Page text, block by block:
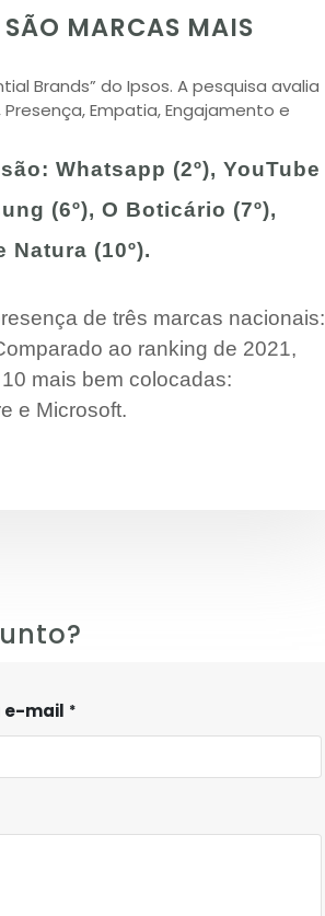
MARCAS MAIS
Brands” do Ipsos. A pesquisa avalia
Empatia, Engajamento e
Whatsapp (2º), YouTube
(6º), O Boticário (7º),
Natura (10º).
de três marcas nacionais:
ao ranking de 2021,
mais bem colocadas:
e Microsoft.
e-mail